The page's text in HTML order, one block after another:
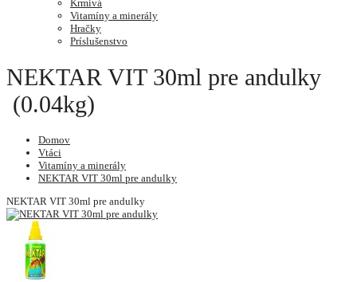
Krmivá
Vitamíny a minerály
Hračky
Príslušenstvo
NEKTAR VIT 30ml pre andulky
(0.04kg)
Domov
Vtáci
Vitamíny a minerály
NEKTAR VIT 30ml pre andulky
NEKTAR VIT 30ml pre andulky